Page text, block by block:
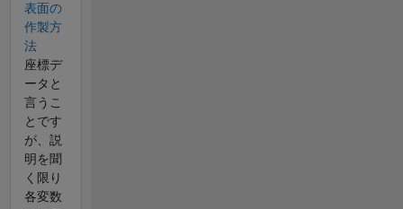
表面の
作製方
法
座標デ
ータと
言うこ
とです
が、説
明を聞
く限り
各変数